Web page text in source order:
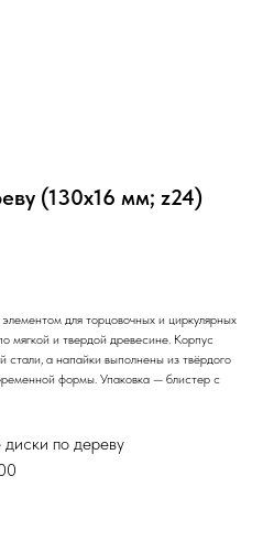
(130х16 мм; z24)
для торцовочных и циркулярных
мягкой и твердой древесине. Корпус
стали, а напайки выполнены из твёрдого
формы. Упаковка — блистер с
по дереву